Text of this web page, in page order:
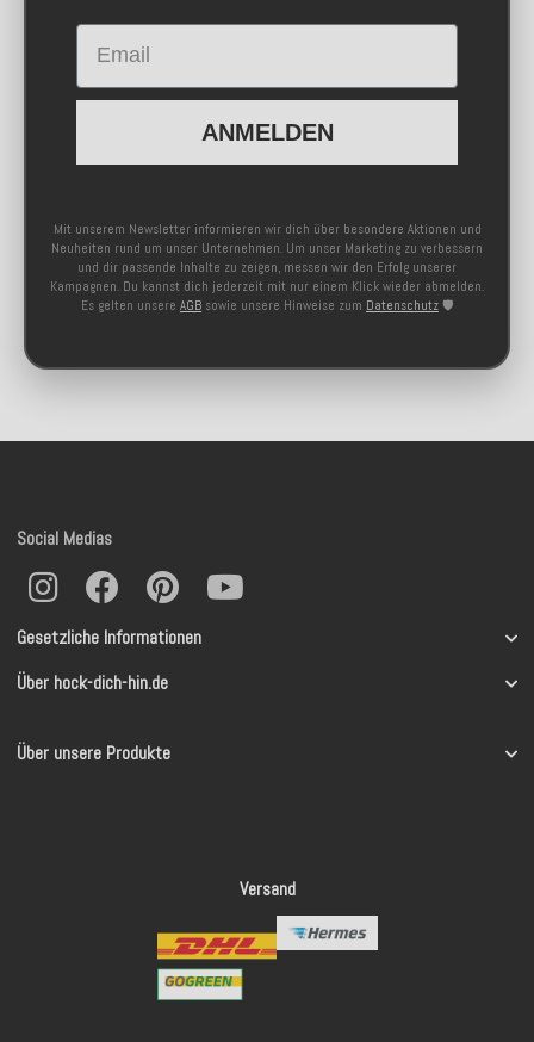
Email
ANMELDEN
Mit unserem Newsletter informieren wir dich über besondere Aktionen und
Neuheiten rund um unser Unternehmen. Um unser Marketing zu verbessern
und dir passende Inhalte zu zeigen, messen wir den Erfolg unserer
Kampagnen. Du kannst dich jederzeit mit nur einem Klick wieder abmelden.
Es gelten unsere AGB sowie unsere Hinweise zum Datenschutz 🛡️
Gesetzliche Informationen
Über hock-dich-hin.de
Über unsere Produkte
Social Medias
Versand